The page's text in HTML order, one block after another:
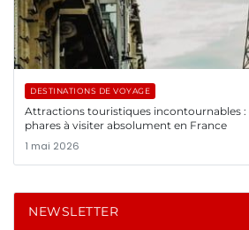
DESTINATIONS DE VOYAGE
Attractions touristiques incontournables :
phares à visiter absolument en France
1 mai 2026
NEWSLETTER